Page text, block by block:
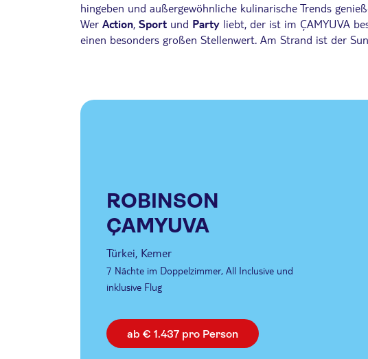
hingeben und außergewöhnliche kulinarische Trends
Wer Action, Sport und Party liebt, der ist im ÇAMYUVA
einen besonders großen Stellenwert. Am Strand ist der
ROBINSON
ÇAMYUVA
Türkei, Kemer
7 Nächte im Doppelzimmer, All Inclusive und
inklusive Flug
ab € 1.437 pro Person